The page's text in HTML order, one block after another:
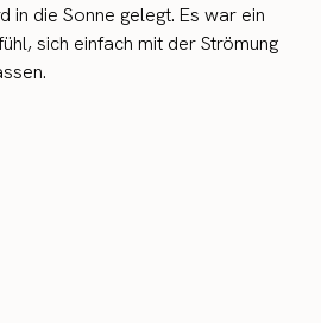
in die Sonne gelegt. Es war ein
sich einfach mit der Strömung